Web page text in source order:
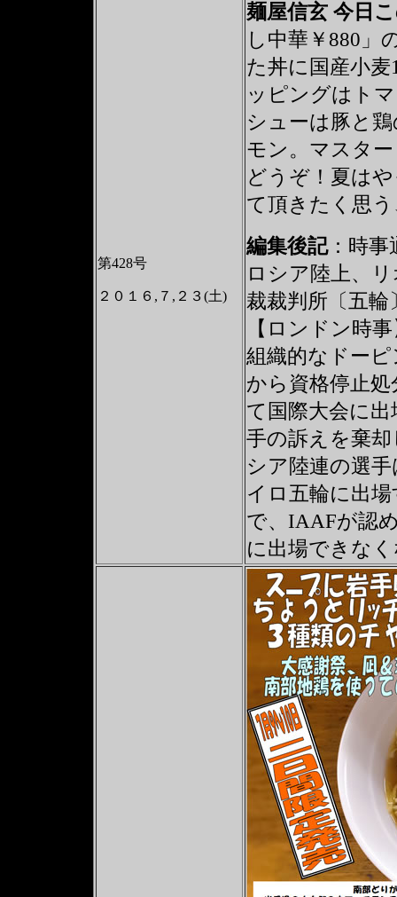
第428号
２０１６,７,２３(土)
麺屋信玄 今日
し中華￥880」
た丼に国産小
ッピングはト
シューは豚と
モン。マスタ
どうぞ！夏は
て頂きたく思
編集後記：時事
ロシア陸上、
裁裁判所〔五輪
【ロンドン時
組織的なドー
から資格停止
て国際大会に
手の訴えを棄
シア陸連の選
イロ五輪に出
で、IAAFが認
に出場できな